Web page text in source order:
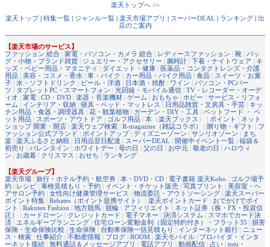
楽天トップへ >>
楽天トップ| 特集一覧 | ジャンル一覧 | 楽天市場アプリ | スーパーDEAL | ランキング | 出
店のご案内
【楽天市場のサービス】
ファッション 総合 | 家電・パソコン・カメラ 総合 | レディースファッション | 靴 | バッ
グ・小物・ブランド雑貨 | ジュエリー・アクセサリー | 腕時計 | 下着・ナイトウェア | キ
ッズ・ベビー用品・マタニティ | ダイエット・健康 | 医薬品・コンタクトレンズ・介護
用品 | 美容・コスメ・香水 | 車・バイク | カー用品・バイク用品 | 食品 | スイーツ・お菓
子 | 水・ソフトドリンク | ビール・洋酒 | 日本酒・焼酎 | ワイン | パソコン・PCパー
ツ | タブレットPC・スマートフォン | 光回線・モバイル通信 | TV・レコーダー・オーデ
ィオ | 家電 | CD・DVD | 楽器・音楽機材 | ゲーム | おもちゃ | ホビー | サービス・リフォ
ーム | インテリア・収納 | 寝具・ベッド・マットレス | 日用品雑貨・文房具・手芸 | キッ
チン用品・食器・調理器具 | 花・観葉植物 | ガーデン・DIY・工具 | ペットフード ・ ペ
ット用品 | スポーツ・アウトドア | ゴルフ用品 | 本 （楽天ブックス ） | ポイント | ネット
ショップ 開業・開店 | 楽天ウェブ検索 | R-magazine（雑誌コラボ） | 贈り物・ギフト | フ
ァッション公式ブランド | ポイントアップ| ディズニーゾーン | サンリオゾーン | まち
楽 | 楽天ふるさと納税 | 日用品翌日配達 | スーパーDEAL | 開催中イベント一覧 | 福袋＆
初売り | バレンタイン | ホワイトデー | 母の日 | 父の日 | お中元 | 敬老の日 | ハロウィ
ン | お歳暮 | クリスマス | おせち | ランキング
【楽天グループ】
楽天市場 | 旅行・ホテル予約・航空券 | 本・DVD・CD | 電子書籍 楽天Kobo | ゴルフ場予
約 | レシピ | 車検見積もり・予約 | イベント・チケット販売 | 写真プリント | 美容室・ヘ
アサロン予約 | 女性向け健康管理サービス | 物流委託・アウトソーシング | 楽天スーパー
ポイント特集 | Rebates（ポイント提携サイト） | 楽天ポイントカード | おでかけでポイ
ント | Rakuten Fashion | 地方競馬 | 競輪 | アフィリエイト | ネット証券（株・FX・投資信
託）
| カードローン | クレジットカード | 電子マネー | 決済システム | スマホでカード決
済 | エネルギープランニング | 住宅ローン変動金利（固定特約付き）・フラット35 | 損害
保険・生命保険比較 | 生命保険 | 自動車保険一括見積もり | インターネット銀行 | ニュー
ス・検索 | 仕事紹介 | 不動産情報 | ブログ | ROOM | 楽天モバイル | プロバイダ・インタ
ーネット接続 | 無料通話＆メッセージアプリ | 電話アプリ | 動画配信 | 占い | toto・